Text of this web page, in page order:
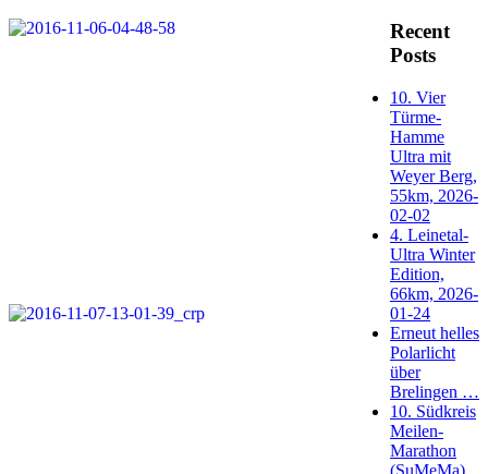
Recent
Posts
10. Vier
Türme-
Hamme
Ultra mit
Weyer Berg,
55km, 2026-
02-02
4. Leinetal-
Ultra Winter
Edition,
66km, 2026-
01-24
Erneut helles
Polarlicht
über
Brelingen …
10. Südkreis
Meilen-
Marathon
(SuMeMa),